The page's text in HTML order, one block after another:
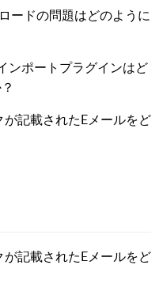
ードの問題はどのように
ンポートプラグインはど
記載されたEメールをど
記載されたEメールをど